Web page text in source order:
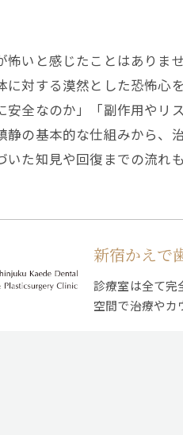
怖いと感じたことはありま
に対する漠然とした恐怖心
安全なのか」「副作用やリ
静の基本的な仕組みから、
いた知見や回復までの流れ
新宿かえで
診療室は全て完
空間で治療やカ